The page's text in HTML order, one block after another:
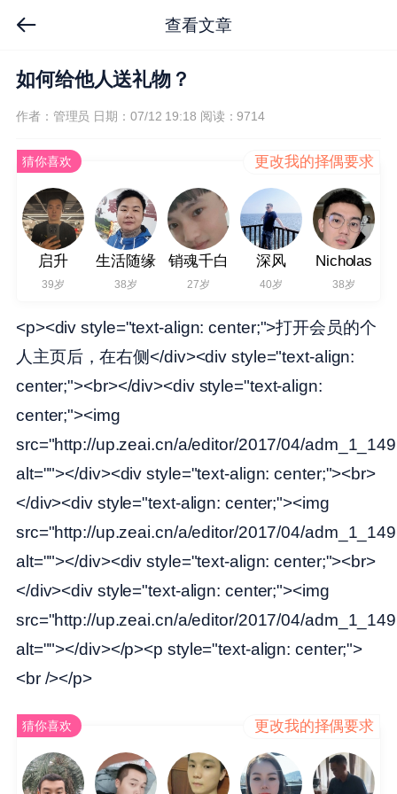
查看文章
如何给他人送礼物？
作者：管理员 日期：07/12 19:18 阅读：9714
猜你喜欢 更改我的择偶要求
启升
39岁
生活随缘
38岁
销魂千白
27岁
深风
40岁
Nicholas
38岁
<p><div style="text-align: center;">打开会员的个
人主页后，在右侧</div><div style="text-align:
center;"><br></div><div style="text-align:
center;"><img
src="http://up.zeai.cn/a/editor/2017/04/
alt=""></div><div style="text-align: center;"><br>
</div><div style="text-align: center;"><img
src="http://up.zeai.cn/a/editor/2017/04/
alt=""></div><div style="text-align: center;"><br>
</div><div style="text-align: center;"><img
src="http://up.zeai.cn/a/editor/2017/04/
alt=""></div></p><p style="text-align: center;">
<br /></p>
猜你喜欢 更改我的择偶要求